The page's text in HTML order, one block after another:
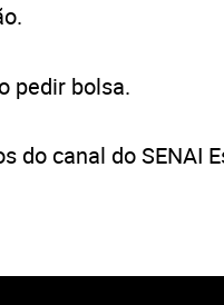
pedir bolsa.
do canal do SENAI